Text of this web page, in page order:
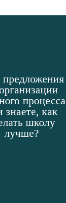
предложения
процесса
знаете, как
школу
лучше?